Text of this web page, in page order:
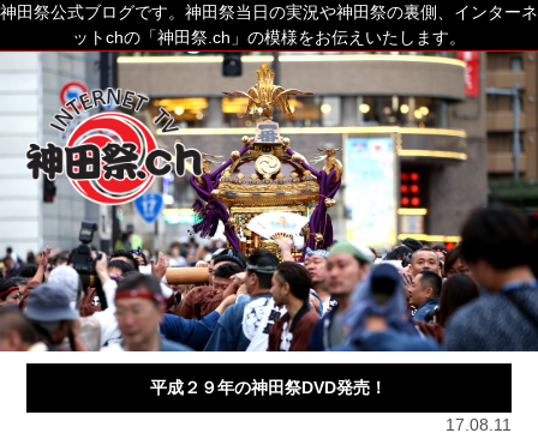
神田祭公式ブログです。神田祭当日の実況や神田祭の裏側、インターネ
ットchの「神田祭.ch」の模様をお伝えいたします。
平成２９年の神田祭DVD発売！
17.08.11